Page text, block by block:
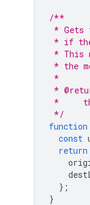
/**
* Gets
* if
* This
* the
*
*
*
*/
function
const
return
};
}